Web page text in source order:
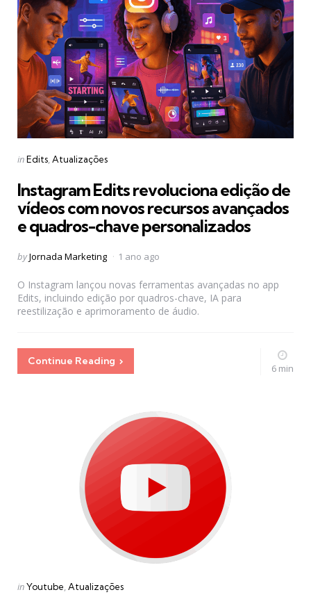
Categories
Posted
inEdits Atualizações
Instagram Edits revoluciona edição de
vídeos com novos recursos avançados
e quadros-chave personalizados
Posted
byJornada Marketing 1 ano ago
O Instagram lançou novas ferramentas avançadas no app
Edits, incluindo edição por quadros-chave, IA para
reestilização e aprimoramento de áudio.
Continue Reading
6 min
Categories
Posted
inYoutube Atualizações